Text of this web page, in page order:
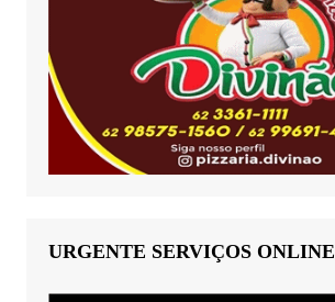
URGENTE SERVIÇOS ONLINE